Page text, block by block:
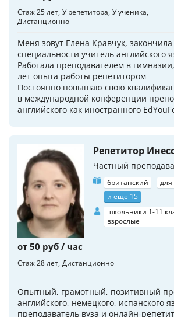
Стаж 25 лет У репетитора У ученика
Дистанционно
Меня зовут Елена Кравчук,
специальности учитель английского
Работала преподавателем в
лет опыта работы репетитором
Постоянно повышаю свою
в международной конференции
английского как иностранного
Репетитор
Частный
британский
и еще 15
школьники 1-11
взрослые
от 50 руб / час
Стаж 28 лет Дистанционно
Опытный, грамотный, позитивный
английского, немецкого, испанского
преподаватель вуза и онлайн-